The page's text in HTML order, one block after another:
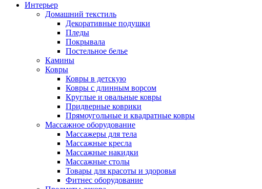
Интерьер
Домашний текстиль
Декоративные подушки
Пледы
Покрывала
Постельное белье
Камины
Ковры
Ковры в детскую
Ковры с длинным ворсом
Круглые и овальные ковры
Придверные коврики
Прямоугольные и квадратные ковры
Массажное оборудование
Массажеры для тела
Массажные кресла
Массажные накидки
Массажные столы
Товары для красоты и здоровья
Фитнес оборудование